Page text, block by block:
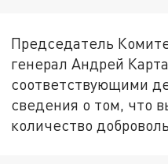
Председатель
генерал Андрей
соответствующими
сведения о том, что
количество